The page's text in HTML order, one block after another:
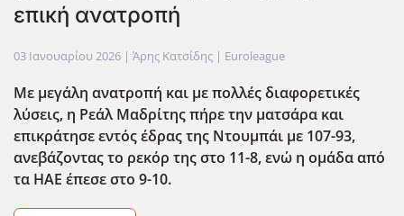
επική ανατροπή
03 Ιανουαρίου 2026 | Άρης Κατσίδης | Euroleague
Με μεγάλη ανατροπή και με πολλές διαφορετικές
λύσεις, η Ρεάλ Μαδρίτης πήρε την ματσάρα και
επικράτησε εντός έδρας της Ντουμπάι με 107-93,
ανεβάζοντας το ρεκόρ της στο 11-8, ενώ η ομάδα από
τα ΗΑΕ έπεσε στο 9-10.